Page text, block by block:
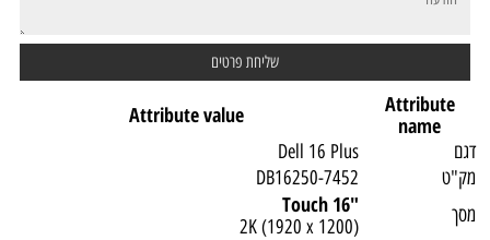
Attribute
name
Attribute value
דגם
Dell 16 Plus
מק"ט
DB16250-7452
מסך
"16 Touch
2K (1920 x 1200)